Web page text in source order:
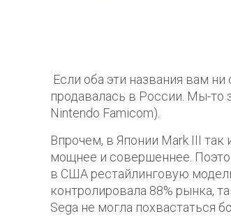
Если оба эти названия вам ни
продавалась в России. Мы-то
Nintendo Famicom).
Впрочем, в Японии Mark III
мощнее и совершеннее.
в США рестайлинговую
контролировала 88% рынка,
Sega не могла похвастаться